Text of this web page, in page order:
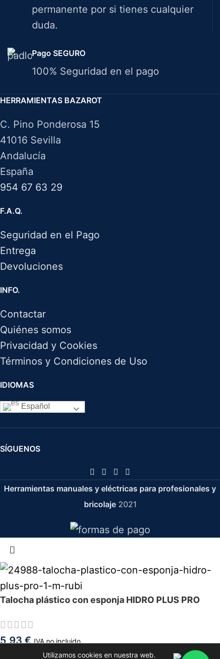
permanente por si tienes cualquier
duda.
Pago SEGURO
100% Seguridad en el pago
HERRAMIENTAS BAZAROT
C. Pino Ponderosa 15
41016 Sevilla
Andalucía
España
954 67 63 29
F.A.Q.
Seguridad en el Pago
Entrega
Devoluciones
INFO.
Contactar
Quiénes somos
Privacidad y Cookies
Términos y Condiciones de Uso
IDIOMAS
Español
SÍGUENOS
Herramientas manuales y eléctricas para profesionales y
bricolaje 2021
Talocha plástico con esponja HIDRO PLUS PRO
5,93€ IVA no incluido
Utilizamos cookies en nuestra web.